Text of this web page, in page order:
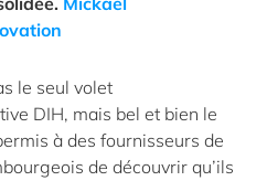
le seul volet
DIH, mais bel et bien le
à des fournisseurs de
de découvrir qu’ils